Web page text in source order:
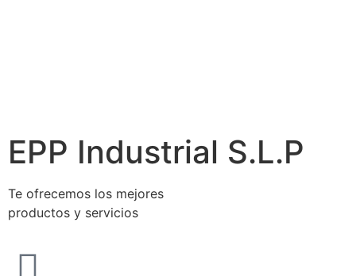
EPP Industrial S.L.P
Te ofrecemos los mejores
productos y servicios